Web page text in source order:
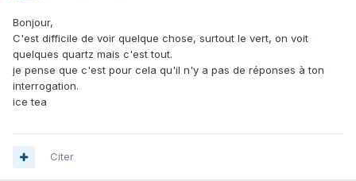
Bonjour,
C'est difficile de voir quelque chose, surtout le vert, on voit
quelques quartz mais c'est tout.
je pense que c'est pour cela qu'il n'y a pas de réponses à ton
interrogation.
ice tea
Citer